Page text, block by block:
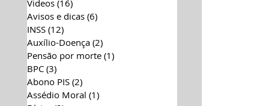
Videos (16)16 posts
Avisos e dicas (6)6 posts
INSS (12)12 posts
Auxílio-Doença (2)2 posts
Pensão por morte (1)1 post
BPC (3)3 posts
Abono PIS (2)2 posts
Assédio Moral (1)1 post